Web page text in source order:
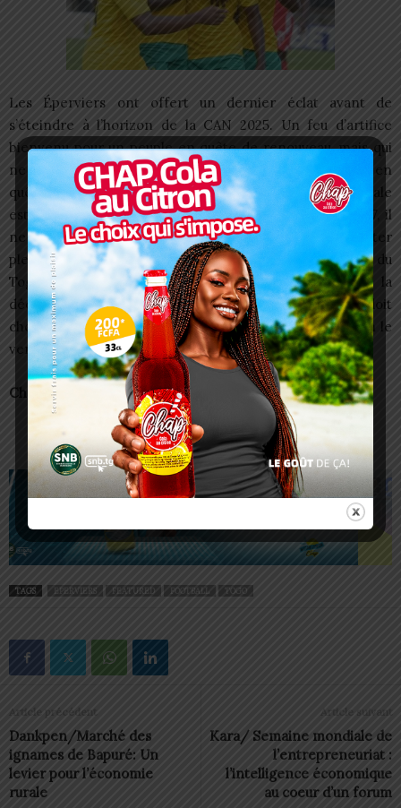
Les Éperviers ont offert un dernier éclat avant de
s’éteindre à l’horizon de la CAN 2025. Un feu d’artifice
bienvenu pour un peuple en quête de renouveau, mais qui
ne saurait masquer les failles profondes d’un football en
quête de boussole. La victoire contre la Guinée équatoriale
est un sursaut d’orgueil, mais pas une réponse. En 2027, il
ne s’agira pas de faire de la figuration, mais d’exister
pleinement sur la scène continentale. Les Eperviers du
Togo ont donc une lourde mission. Pour y arriver, la
décision doit être prise dès maintenant. Le Togo doit
choisir entre prolonger l’hibernation ou retrouver enfin le
vent porteur.
Charbel SOSSOUVI
TAGS EPERVIERS FEATURED FOOTBALL TOGO
Article précédent
Dankpen/Marché des
ignames de Bapuré: Un
levier pour l’économie
rurale
Article suivant
Kara/ Semaine mondiale de
l’entrepreneuriat :
l’intelligence économique
au coeur d’un forum